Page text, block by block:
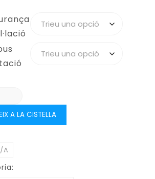
A LA CISTELLA
A